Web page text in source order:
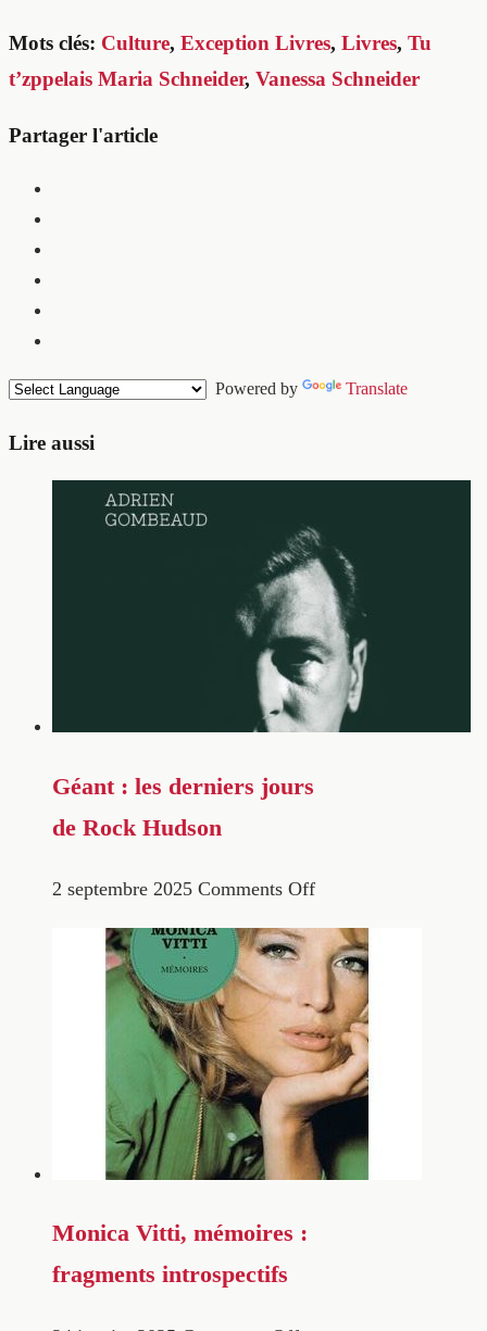
Mots clés: Culture, Exception Livres, Livres, Tu
t’zppelais Maria Schneider, Vanessa Schneider
Partager l'article
Powered by Translate
Lire aussi
Géant : les derniers jours
de Rock Hudson
2 septembre 2025 Comments Off
Monica Vitti, mémoires :
fragments introspectifs